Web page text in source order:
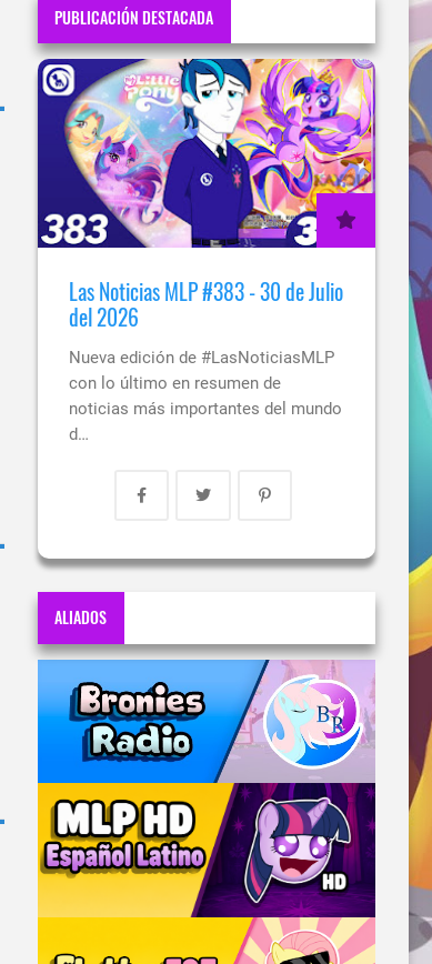
PUBLICACIÓN DESTACADA
Las Noticias MLP #383 - 30 de Julio
del 2026
Nueva edición de #LasNoticiasMLP
con lo último en resumen de
noticias más importantes del mundo
d…
ALIADOS